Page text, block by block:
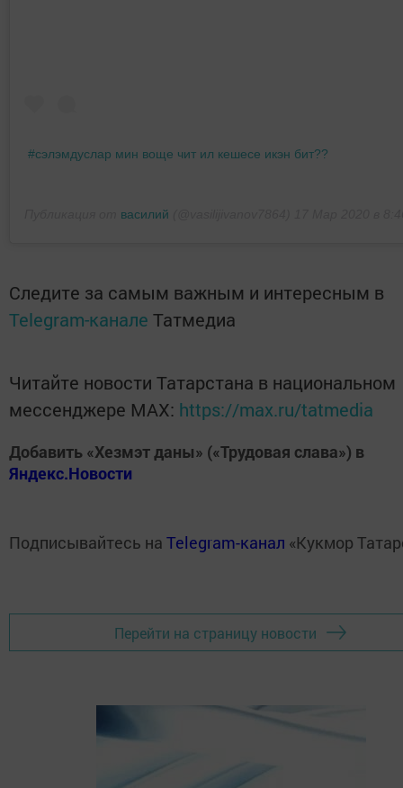
#сэлэмдуслар мин воще чит ил кешесе икэн бит??
василий
Следите за самым важным и интересным в
Telegram-канале Татмедиа
Читайте новости Татарстана в национальном
мессенджере MАХ: https://max.ru/tatmedia
Добавить «Хезмэт даны» («Трудовая слава») в
Яндекс.Новости
Подписывайтесь на Telegram-канал «Кукмор
Перейти на страницу новости